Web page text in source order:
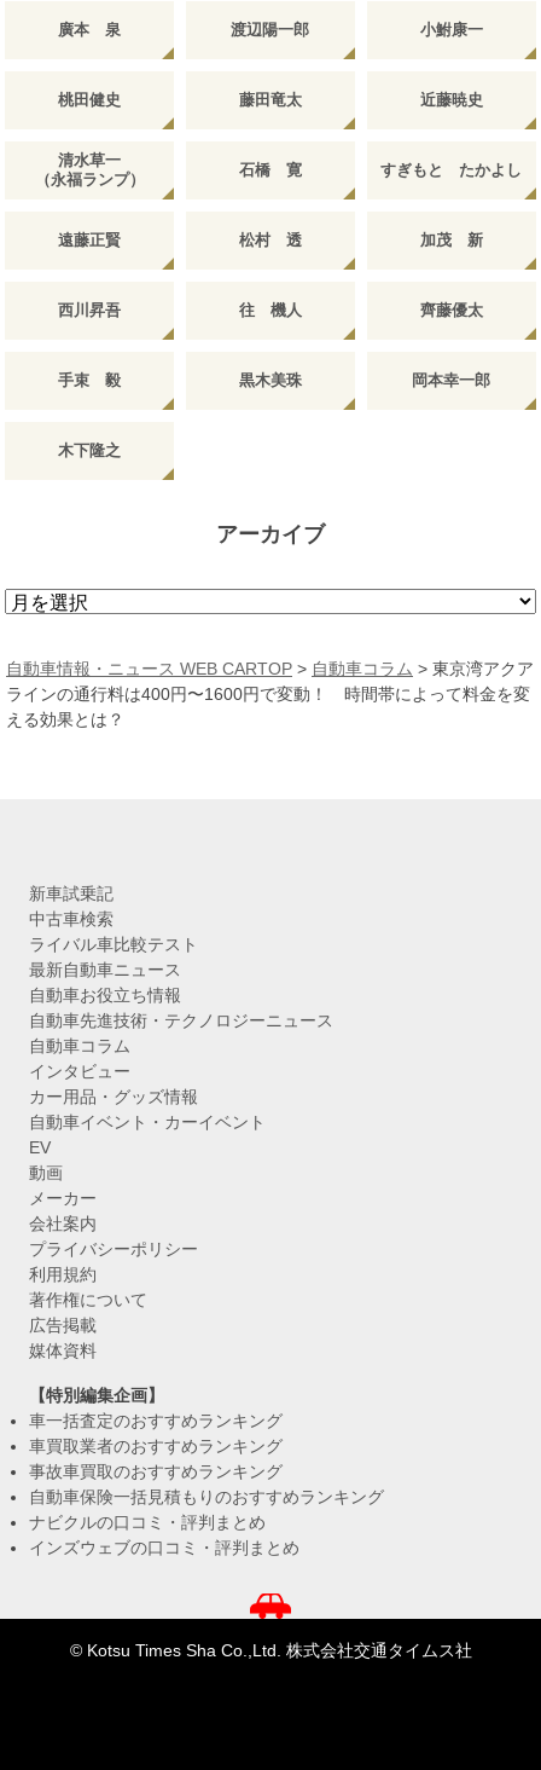
廣本 泉 渡辺陽一郎 小鮒康一
桃田健史 藤田竜太 近藤暁史
清水草一
（永福ランプ）
石橋 寛 すぎもと たかよし
遠藤正賢 松村 透 加茂 新
西川昇吾 往 機人 齊藤優太
手束 毅 黒木美珠 岡本幸一郎
木下隆之
アーカイブ
ア
カ
イ
ブ
自動車情報・ニュース WEB CARTOP > 自動車コラム > 東京湾アクア
ラインの通行料は400円〜1600円で変動！ 時間帯によって料金を変
える効果とは？
新車試乗記
中古車検索
ライバル車比較テスト
最新自動車ニュース
自動車お役立ち情報
自動車先進技術・テクノロジーニュース
自動車コラム
インタビュー
カー用品・グッズ情報
自動車イベント・カーイベント
EV
動画
メーカー
会社案内
プライバシーポリシー
利用規約
著作権について
広告掲載
媒体資料
【特別編集企画】
車一括査定のおすすめランキング
車買取業者のおすすめランキング
事故車買取のおすすめランキング
自動車保険一括見積もりのおすすめランキング
ナビクルの口コミ・評判まとめ
インズウェブの口コミ・評判まとめ
© Kotsu Times Sha Co.,Ltd. 株式会社交通タイムス社